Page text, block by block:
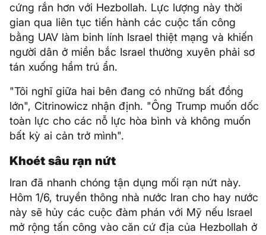
cứng rắn hơn với Hezbollah. Lực lượng này thời
gian qua liên tục tiến hành các cuộc tấn công
bằng UAV làm binh lính Israel thiệt mạng và khiến
người dân ở miền bắc Israel thường xuyên phải sơ
tán xuống hầm trú ẩn.
"Tôi nghĩ giữa hai bên đang có những bất đồng
lớn", Citrinowicz nhận định. "Ông Trump muốn dốc
toàn lực cho các nỗ lực hòa bình và không muốn
bất kỳ ai cản trở mình".
Khoét sâu rạn nứt
Iran đã nhanh chóng tận dụng mối rạn nứt này.
Hôm 1/6, truyền thông nhà nước Iran cho hay nước
này sẽ hủy các cuộc đàm phán với Mỹ nếu Israel
mở rộng tấn công vào căn cứ địa của Hezbollah ở